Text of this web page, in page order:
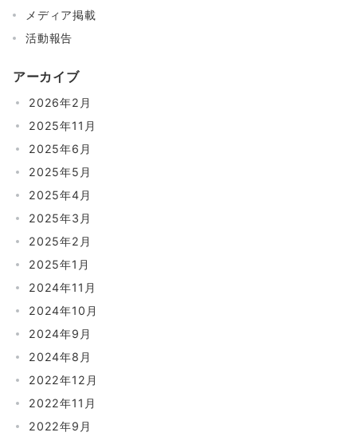
メディア掲載
活動報告
アーカイブ
2026年2月
2025年11月
2025年6月
2025年5月
2025年4月
2025年3月
2025年2月
2025年1月
2024年11月
2024年10月
2024年9月
2024年8月
2022年12月
2022年11月
2022年9月